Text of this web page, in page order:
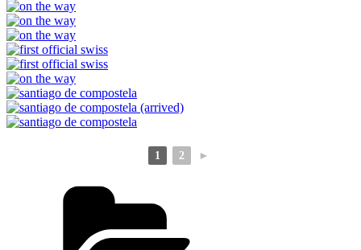
1 2 ►